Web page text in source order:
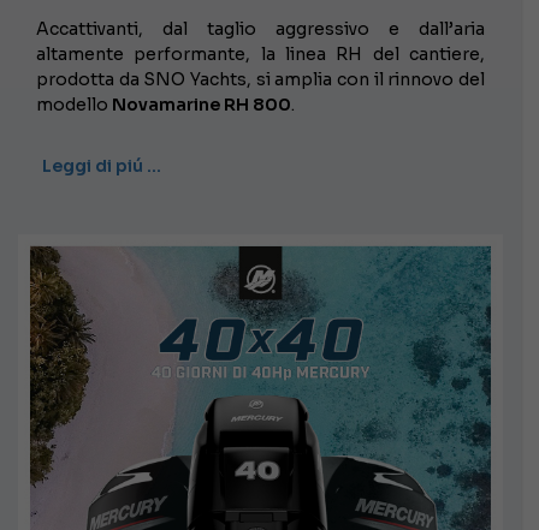
Accattivanti, dal taglio aggressivo e dall’aria
altamente performante, la linea RH del cantiere,
prodotta da SNO Yachts, si amplia con il rinnovo del
modello Novamarine RH 800.
Leggi di piú …